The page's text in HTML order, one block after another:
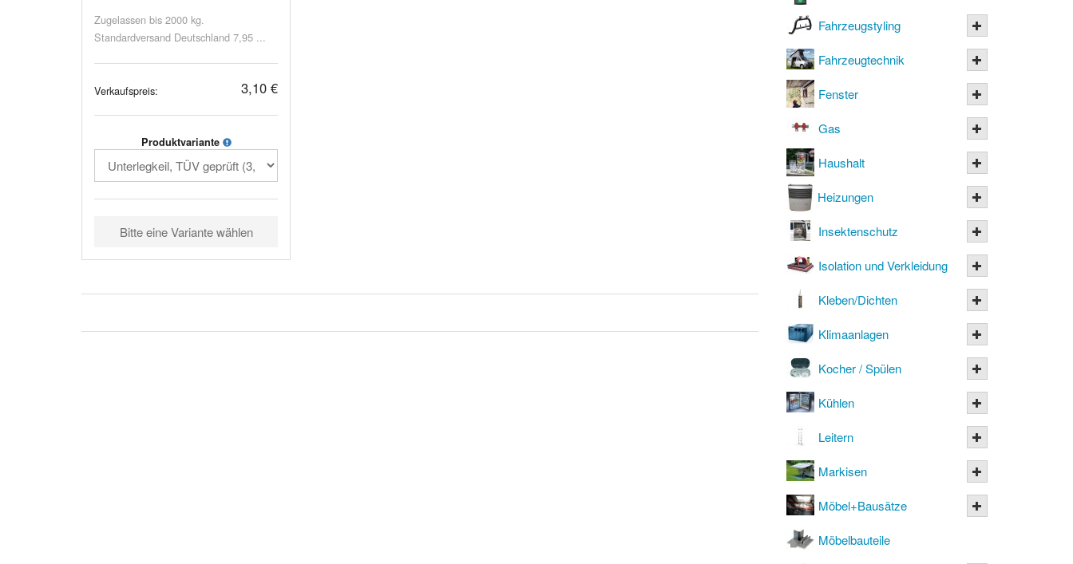
Zugelassen bis 2000 kg.
Standardversand Deutschland 7,95 ...
Verkaufspreis: 3,10 €
Produktvariante
Bitte eine Variante wählen
Fahrzeugstyling
Fahrzeugtechnik
Fenster
Gas
Haushalt
Heizungen
Insektenschutz
Isolation und Verkleidung
Kleben/Dichten
Klimaanlagen
Kocher / Spülen
Kühlen
Leitern
Markisen
Möbel+Bausätze
Möbelbauteile